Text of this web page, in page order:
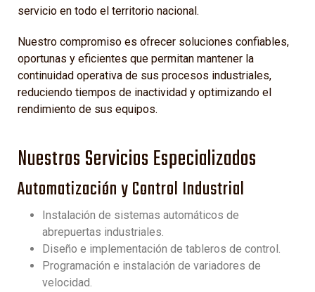
servicio en todo el territorio nacional.
Nuestro compromiso es ofrecer soluciones confiables,
oportunas y eficientes que permitan mantener la
continuidad operativa de sus procesos industriales,
reduciendo tiempos de inactividad y optimizando el
rendimiento de sus equipos.
Nuestros Servicios Especializados
Automatización y Control Industrial
Instalación de sistemas automáticos de
abrepuertas industriales.
Diseño e implementación de tableros de control.
Programación e instalación de variadores de
velocidad.